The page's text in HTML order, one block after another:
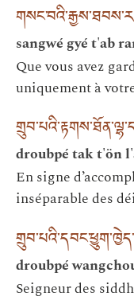
sangwé gyé t'ab
Que vous avez
uniquement à
droubpé tak t'ön
En signe
inséparable des
droubpé
Seigneur des